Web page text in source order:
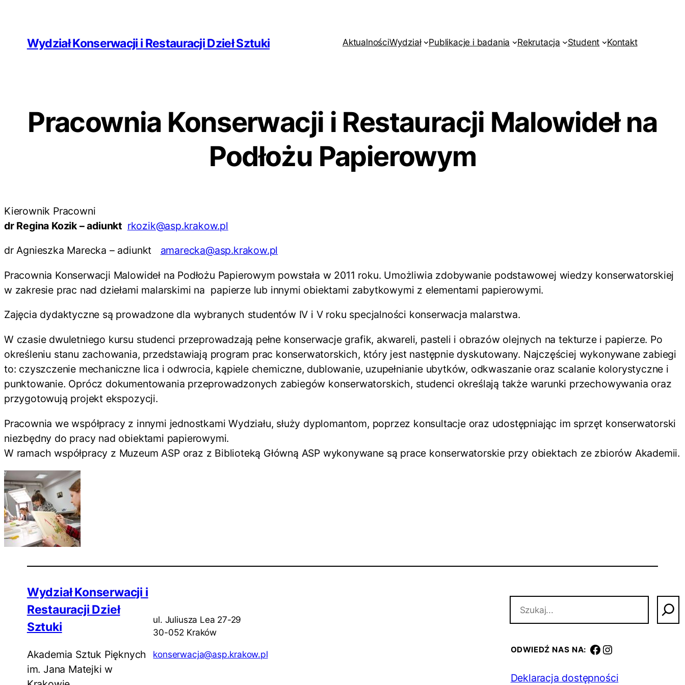
treściWydział Konserwacji i Restauracji Dzieł Sztuki AktualnościWydział Publikacje i badania Rekrutacja Student Kontakt
Pracownia Konserwacji i Restauracji Malowideł na
Podłożu Papierowym
Kierownik Pracowni
dr Regina Kozik – adiunkt rkozik@asp.krakow.pl
dr Agnieszka Marecka – adiunkt amarecka@asp.krakow.pl
Pracownia Konserwacji Malowideł na Podłożu Papierowym powstała w 2011 roku. Umożliwia zdobywanie podstawowej wiedzy konserwatorskiej
w zakresie prac nad dziełami malarskimi na papierze lub innymi obiektami zabytkowymi z elementami papierowymi.
Zajęcia dydaktyczne są prowadzone dla wybranych studentów IV i V roku specjalności konserwacja malarstwa.
W czasie dwuletniego kursu studenci przeprowadzają pełne konserwacje grafik, akwareli, pasteli i obrazów olejnych na tekturze i papierze. Po
określeniu stanu zachowania, przedstawiają program prac konserwatorskich, który jest następnie dyskutowany. Najczęściej wykonywane zabiegi
to: czyszczenie mechaniczne lica i odwrocia, kąpiele chemiczne, dublowanie, uzupełnianie ubytków, odkwaszanie oraz scalanie kolorystyczne i
punktowanie. Oprócz dokumentowania przeprowadzonych zabiegów konserwatorskich, studenci określają także warunki przechowywania oraz
przygotowują projekt ekspozycji.
Pracownia we współpracy z innymi jednostkami Wydziału, służy dyplomantom, poprzez konsultacje oraz udostępniając im sprzęt konserwatorski
niezbędny do pracy nad obiektami papierowymi.
W ramach współpracy z Muzeum ASP oraz z Biblioteką Główną ASP wykonywane są prace konserwatorskie przy obiektach ze zbiorów Akademii.
Wydział Konserwacji i
Restauracji Dzieł
Sztuki
Akademia Sztuk Pięknych
im. Jana Matejki w
ul. Juliusza Lea 27-29
30-052 Kraków
konserwacja@asp.krakow.pl ODWIEDŹ NAS NA: facebook instagram
Deklaracja dostępności